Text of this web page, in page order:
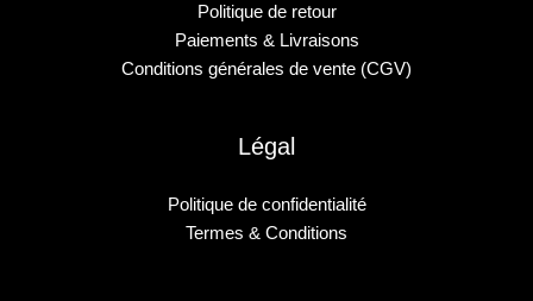
Politique de retour
Paiements & Livraisons
Conditions générales de vente (CGV)
Légal
Politique de confidentialité
Termes & Conditions